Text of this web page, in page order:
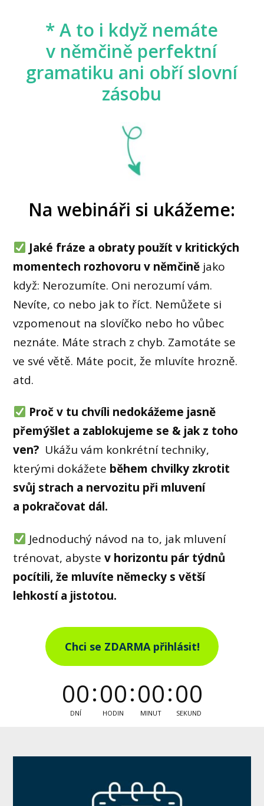
* A to i když nemáte
v němčině perfektní
gramatiku ani obří slovní
zásobu
Na webináři si ukážeme:
Jaké fráze a obraty použít v kritických
momentech rozhovoru v němčině jako
když: Nerozumíte. Oni nerozumí vám.
Nevíte, co nebo jak to říct. Nemůžete si
vzpomenout na slovíčko nebo ho vůbec
neznáte. Máte strach z chyb. Zamotáte se
ve své větě. Máte pocit, že mluvíte hrozně.
atd.
Pročv tu chvíli nedokážeme jasně
přemýšlet a zablokujeme se & jak z toho
ven? Ukážu vám konkrétní techniky,
kterými dokážete během chvilky zkrotit
svůj strach a nervozitu při mluvení
a pokračovat dál.
Jednoduchý návod na to, jak mluvení
trénovat, abystev horizontu pár týdnů
pocítili, že mluvíte německy s větší
lehkostí a jistotou.
Chci se ZDARMA přihlásit!
00
DNÍ
00
HODIN
00
MINUT
00
SEKUND